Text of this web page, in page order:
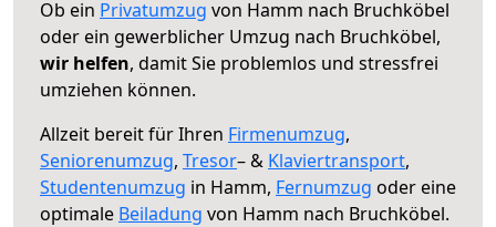
Ob ein Privatumzug von Hamm nach Bruchköbel
oder ein gewerblicher Umzug nach Bruchköbel,
wir helfen, damit Sie problemlos und stressfrei
umziehen können.
Allzeit bereit für Ihren Firmenumzug,
Seniorenumzug, Tresor– & Klaviertransport,
Studentenumzug in Hamm, Fernumzug oder eine
optimale Beiladung von Hamm nach Bruchköbel.